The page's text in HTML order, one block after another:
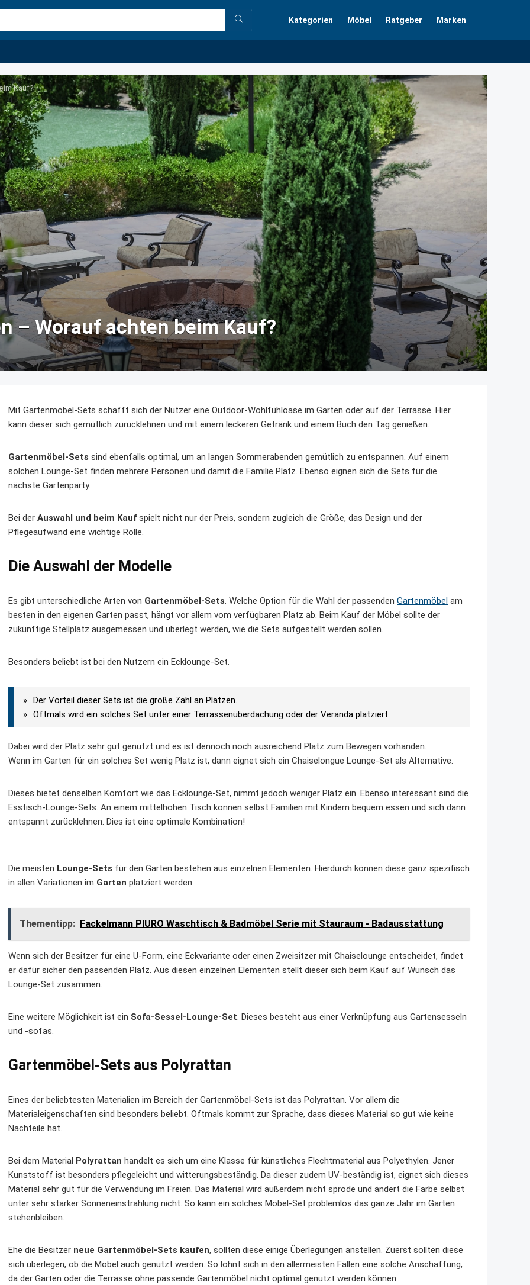
Kategorien Möbel Ratgeber Marken
Kauf?
– Worauf achten beim Kauf?
Mit Gartenmöbel-Sets schafft sich der Nutzer eine Outdoor-Wohlfühloase im Garten oder auf der Terrasse. Hier
kann dieser sich gemütlich zurücklehnen und mit einem leckeren Getränk und einem Buch den Tag genießen.
Gartenmöbel-Sets sind ebenfalls optimal, um an langen Sommerabenden gemütlich zu entspannen. Auf einem
solchen Lounge-Set finden mehrere Personen und damit die Familie Platz. Ebenso eignen sich die Sets für die
nächste Gartenparty.
Bei der Auswahl und beim Kauf spielt nicht nur der Preis, sondern zugleich die Größe, das Design und der
Pflegeaufwand eine wichtige Rolle.
Die Auswahl der Modelle
Es gibt unterschiedliche Arten von Gartenmöbel-Sets. Welche Option für die Wahl der passenden Gartenmöbel am
besten in den eigenen Garten passt, hängt vor allem vom verfügbaren Platz ab. Beim Kauf der Möbel sollte der
zukünftige Stellplatz ausgemessen und überlegt werden, wie die Sets aufgestellt werden sollen.
Besonders beliebt ist bei den Nutzern ein Ecklounge-Set.
Der Vorteil dieser Sets ist die große Zahl an Plätzen.
Oftmals wird ein solches Set unter einer Terrassenüberdachung oder der Veranda platziert.
Dabei wird der Platz sehr gut genutzt und es ist dennoch noch ausreichend Platz zum Bewegen vorhanden.
Wenn im Garten für ein solches Set wenig Platz ist, dann eignet sich ein Chaiselongue Lounge-Set als Alternative.
Dieses bietet denselben Komfort wie das Ecklounge-Set, nimmt jedoch weniger Platz ein. Ebenso interessant sind die
Esstisch-Lounge-Sets. An einem mittelhohen Tisch können selbst Familien mit Kindern bequem essen und sich dann
entspannt zurücklehnen. Dies ist eine optimale Kombination!
Die meisten Lounge-Sets für den Garten bestehen aus einzelnen Elementen. Hierdurch können diese ganz spezifisch
in allen Variationen im Garten platziert werden.
Thementipp: Fackelmann PIURO Waschtisch & Badmöbel Serie mit Stauraum - Badausstattung
Wenn sich der Besitzer für eine U-Form, eine Eckvariante oder einen Zweisitzer mit Chaiselounge entscheidet, findet
er dafür sicher den passenden Platz. Aus diesen einzelnen Elementen stellt dieser sich beim Kauf auf Wunsch das
Lounge-Set zusammen.
Eine weitere Möglichkeit ist ein Sofa-Sessel-Lounge-Set. Dieses besteht aus einer Verknüpfung aus Gartensesseln
und -sofas.
Gartenmöbel-Sets aus Polyrattan
Eines der beliebtesten Materialien im Bereich der Gartenmöbel-Sets ist das Polyrattan. Vor allem die
Materialeigenschaften sind besonders beliebt. Oftmals kommt zur Sprache, dass dieses Material so gut wie keine
Nachteile hat.
Bei dem Material Polyrattan handelt es sich um eine Klasse für künstliches Flechtmaterial aus Polyethylen. Jener
Kunststoff ist besonders pflegeleicht und witterungsbeständig. Da dieser zudem UV-beständig ist, eignet sich dieses
Material sehr gut für die Verwendung im Freien. Das Material wird außerdem nicht spröde und ändert die Farbe selbst
unter sehr starker Sonneneinstrahlung nicht. So kann ein solches Möbel-Set problemlos das ganze Jahr im Garten
stehenbleiben.
Ehe die Besitzer neue Gartenmöbel-Sets kaufen, sollten diese einige Überlegungen anstellen. Zuerst sollten diese
sich überlegen, ob die Möbel auch genutzt werden. So lohnt sich in den allermeisten Fällen eine solche Anschaffung,
da der Garten oder die Terrasse ohne passende Gartenmöbel nicht optimal genutzt werden können.